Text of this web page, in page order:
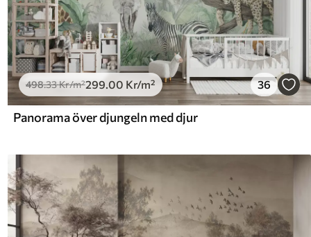
498.33Kr/m²299 .00 Kr/m² 36
Panorama över djungeln med djur